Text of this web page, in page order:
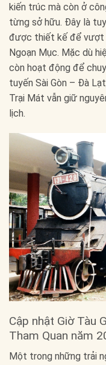
kiến trúc mà còn ở
từng sở hữu. Đây là
được thiết kế để vượt
Ngoạn Mục. Mặc dù
còn hoạt động để
tuyến Sài Gòn – Đà
Trại Mát vẫn giữ
lịch.
Cập nhật Giờ Tàu
Tham Quan năm
Một trong những trải